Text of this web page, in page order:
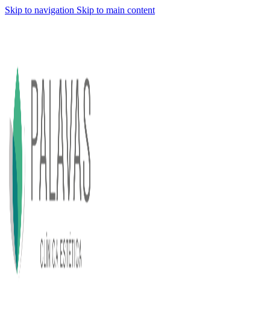
Skip to navigation Skip to main content